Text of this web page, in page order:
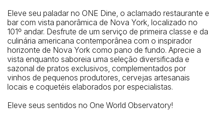
Metrô mais próximo
Eleve seu paladar no ONE Dine, o aclamado restaurante e
bar com vista panorâmica de Nova York, localizado no
101º andar. Desfrute de um serviço de primeira classe e da
culinária americana contemporânea com o inspirador
horizonte de Nova York como pano de fundo. Aprecie a
vista enquanto saboreia uma seleção diversificada e
sazonal de pratos exclusivos, complementados por
vinhos de pequenos produtores, cervejas artesanais
locais e coquetéis elaborados por especialistas.
Eleve seus sentidos no One World Observatory!